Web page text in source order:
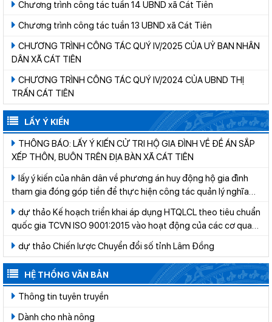
Chương trình công tác tuần 14 UBND xã Cát Tiên
Chương trình công tác tuần 13 UBND xã Cát Tiên
DÂN XÃ CÁT TIÊN
TRẤN CÁT TIÊN
LẤY Ý KIẾN
XẾP THÔN, BUÔN TRÊN ĐỊA BÀN XÃ CÁT TIÊN
tham gia đóng góp tiền để thực hiện công tác quản lý nghĩa
trang trên địa bàn xã Cát Tiên giai đoạn 2026-2030
quốc gia TCVN ISO 9001:2015 vào hoạt động của các cơ quan,
tổ chức thuộc hệ thống hành chính nhà nước trên địa bàn tỉnh
Lâm Đồng năm 2026
dự thảo Chiến lược Chuyển đổi số tỉnh Lâm Đồng
HỆ THỐNG VĂN BẢN
Thông tin tuyên truyền
Dành cho nhà nông